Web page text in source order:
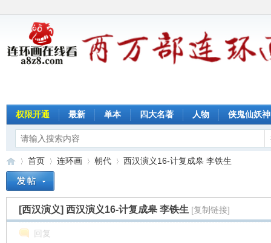
权限开通 最新 单本 四大名著 人物 侠鬼仙妖神
»
首页
›
连环画
›
朝代
›
西汉演义16-计复成皋 李铁生
[西汉演义] 西汉演义16-计复成皋 李铁生 [复制链接]
回复